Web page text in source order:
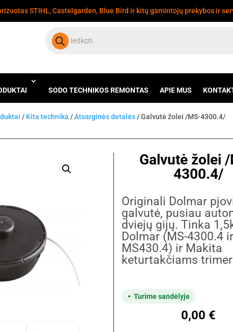
STIHL, Castelgarden, Blue Bird ir kitų gamintojų prekybos ir
search
SODO TECHNIKOS REMONTAS APIE MUS
/ Kita technika /Atsarginės detalės / Galvutė žolei /MS-4300.4/
Galvutė žolei
4300.4/
Originali Dolmar
galvutė, pusiau
dviejų gijų. Tinka
Dolmar (MS-4300.4 ir
MS430.4) ir Makita
keturtakčiams
Turime sandėlyje
0,00 €